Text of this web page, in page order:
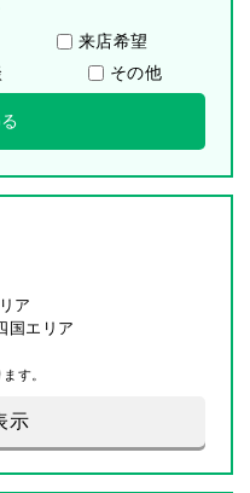
来店希望
その他
ア
国エリア
す。
示